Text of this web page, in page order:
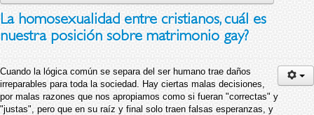
La homosexualidad entre cristianos, cuál es
nuestra posición sobre matrimonio gay?
Cuando la lógica común se separa del ser humano trae daños
irreparables para toda la sociedad. Hay ciertas malas decisiones,
por malas razones que nos apropiamos como si fueran "correctas" y
"justas", pero que en su raíz y final solo traen falsas esperanzas, y